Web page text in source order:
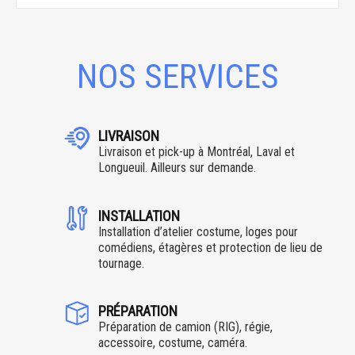
NOS SERVICES
LIVRAISON
Livraison et pick-up à Montréal, Laval et
Longueuil. Ailleurs sur demande.
INSTALLATION
Installation d’atelier costume, loges pour
comédiens, étagères et protection de lieu de
tournage.
PRÉPARATION
Préparation de camion (RIG), régie,
accessoire, costume, caméra.